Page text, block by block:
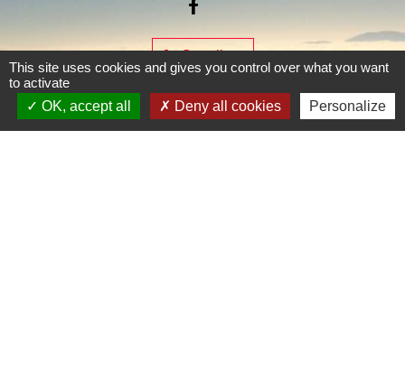
Je Contribue
This site uses cookies and gives you control over what you want
to activate
OK, accept all
Deny all cookies Personalize